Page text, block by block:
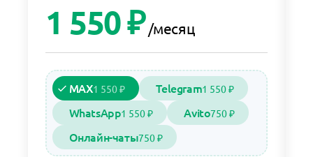
1 550 ₽ /месяц
MAX1 550 ₽ Telegram1 550 ₽
WhatsApp1 550 ₽ Avito750 ₽
Онлайн-чаты750 ₽